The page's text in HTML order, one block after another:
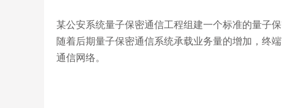
某公安系统量子保密通信工程组建一个标准的量子
随着后期量子保密通信系统承载业务量的增加，终
通信网络。